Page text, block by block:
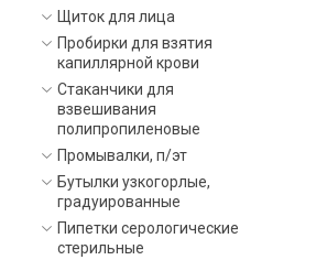
Щиток для лица
Пробирки для взятия
капиллярной крови
Стаканчики для
взвешивания
полипропиленовые
Промывалки, п/эт
Бутылки узкогорлые,
градуированные
Пипетки серологические
стерильные